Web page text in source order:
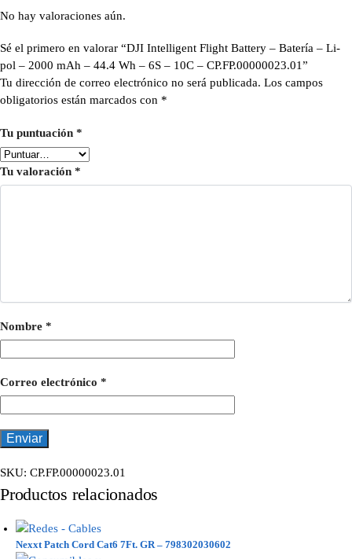
No hay valoraciones aún.
Sé el primero en valorar “DJI Intelligent Flight Battery – Batería – Li-
pol – 2000 mAh – 44.4 Wh – 6S – 10C – CP.FP.00000023.01”
Tu dirección de correo electrónico no será publicada. Los campos
obligatorios están marcados con *
Tu puntuación *
Tu valoración *
Nombre *
Correo electrónico *
SKU: CP.FP.00000023.01
Productos relacionados
Nexxt Patch Cord Cat6 7Ft. GR – 798302030602